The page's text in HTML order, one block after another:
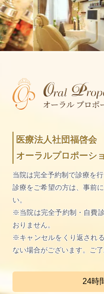
医療法人社団福啓会
オーラルプロポーシ
当院は完全予約制で診療を行
診療をご希望の方は、事前
い。
※当院は完全予約制・自費
おりません。
※キャンセルをくり返され
ない場合がございます。ご了
24時